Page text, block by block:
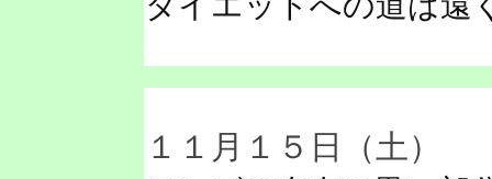
１１月１５日（土）